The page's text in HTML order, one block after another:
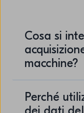
Cosa si
macchine?
Perché